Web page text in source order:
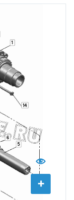
+
1
5
6
14